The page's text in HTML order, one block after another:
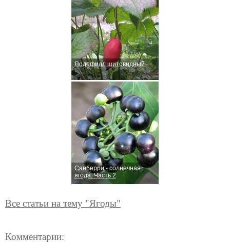
Подофилл щитовидный
Санберри - солнечная
ягода. Часть 2
Все статьи на тему "Ягоды"
Комментарии: